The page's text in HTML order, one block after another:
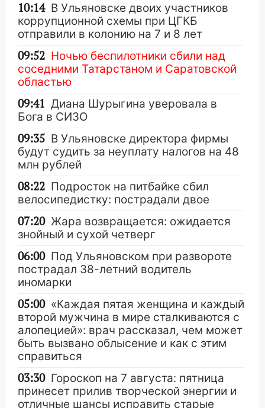
10:14 В Ульяновске двоих участников
коррупционной схемы при ЦГКБ
отправили в колонию на 7 и 8 лет
09:52 Ночью беспилотники сбили над
соседними Татарстаном и Саратовской
областью
09:41 Диана Шурыгина уверовала в
Бога в СИЗО
09:35 В Ульяновске директора фирмы
будут судить за неуплату налогов на 48
млн рублей
08:22 Подросток на питбайке сбил
велосипедистку: пострадали двое
07:20 Жара возвращается: ожидается
знойный и сухой четверг
06:00 Под Ульяновском при развороте
пострадал 38-летний водитель
иномарки
05:00 «Каждая пятая женщина и каждый
второй мужчина в мире сталкиваются с
алопецией»: врач рассказал, чем может
быть вызвано облысение и как с этим
справиться
03:30 Гороскоп на 7 августа: пятница
принесет прилив творческой энергии и
отличные шансы исправить старые